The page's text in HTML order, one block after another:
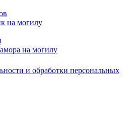
на могилу
на могилу
и обработки персональных